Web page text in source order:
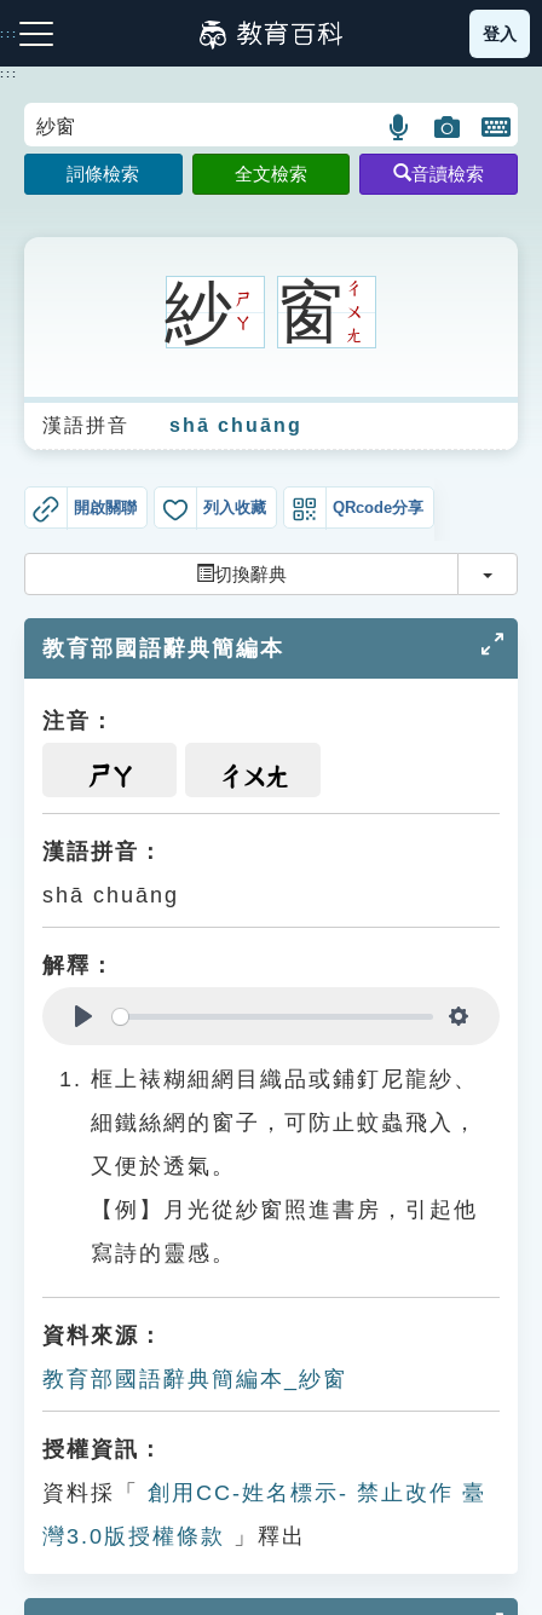
到
主
:::
注音索引圖示 筆畫索引圖示 部首索引表圖示
生字詞彙表
成語故事
索引選單
單字索引
遊戲專區
貓頭鷹博士
登入
:::
語
言
搜
圖
片
搜
開
鍵
圖
詞條檢索 全文檢索 音讀檢索
紗ㄕ
ㄚ
窗ㄔ
ㄨ
ㄤ
漢語拼音 shā chuāng
開啟關聯 列入收藏 QRcode分享
切換辭典 切換
教育部國語辭典簡編本
注音：
ㄕㄚ ㄔㄨㄤ
漢語拼音：
shā chuāng
解釋：
框上裱糊細網目織品或鋪釘尼龍紗、
細鐵絲網的窗子，可防止蚊蟲飛入，
又便於透氣。
【例】月光從紗窗照進書房，引起他
寫詩的靈感。
資料來源：
教育部國語辭典簡編本_紗窗
授權資訊：
資料採「
創用CC-姓名標示- 禁止改作 臺
灣3.0版授權條款
」釋出